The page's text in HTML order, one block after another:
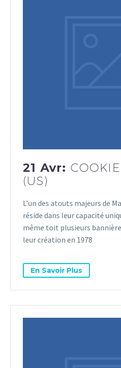
21 Avr:
(US)
L’un des atouts majeurs de
réside dans leur capacité
même toit plusieurs
leur création en 1978
En Savoir Plus